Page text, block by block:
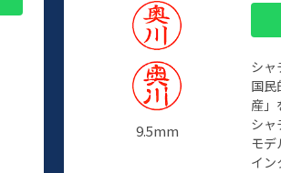
9.5mm
シャ
国民
産」
シャ
モデ
イン